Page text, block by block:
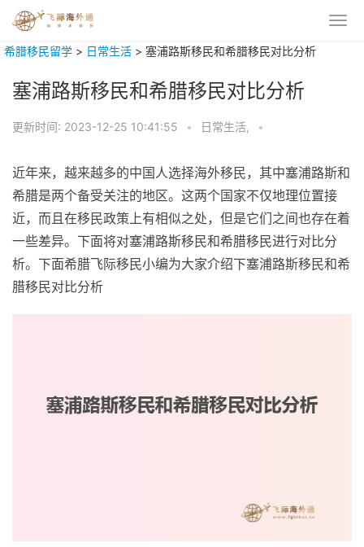
希腊移民留学 > 日常生活 > 塞浦路斯移民和希腊移民对比分析
塞浦路斯移民和希腊移民对比分析
更新时间: 2023-12-25 10:41:55 • 日常生活, •
近年来，越来越多的中国人选择海外移民，其中塞浦路斯和
希腊是两个备受关注的地区。这两个国家不仅地理位置接
近，而且在移民政策上有相似之处，但是它们之间也存在着
一些差异。下面将对塞浦路斯移民和希腊移民进行对比分
析。下面希腊飞际移民小编为大家介绍下塞浦路斯移民和希
腊移民对比分析